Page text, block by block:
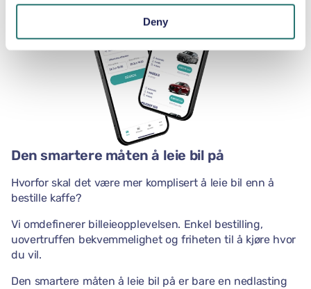
Deny
Den smartere måten å leie bil på
Hvorfor skal det være mer komplisert å leie bil enn å
bestille kaffe?
Vi omdefinerer billeieopplevelsen. Enkel bestilling,
uovertruffen bekvemmelighet og friheten til å kjøre hvor
du vil.
Den smartere måten å leie bil på er bare en nedlasting